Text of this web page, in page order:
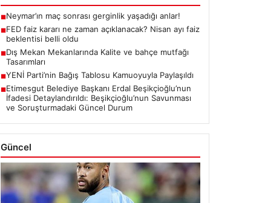
Dış Mekan Mekanlarında Kalite ve bahçe mutfağı
Tasarımları
■YENİ Parti’nin Bağış Tablosu Kamuoyuyla Paylaşıldı
Etimesgut Belediye Başkanı Erdal Beşikçioğlu’nun
İfadesi Detaylandırıldı: Beşikçioğlu’nun Savunması
ve Soruşturmadaki Güncel Durum
Güncel
05/08/2026
Neymar’ın maç sonrası gerginlik yaşadığı anlar!